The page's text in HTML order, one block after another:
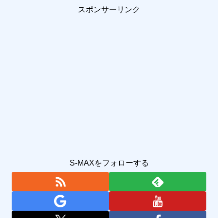
スポンサーリンク
S-MAXをフォローする